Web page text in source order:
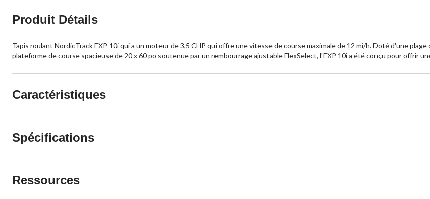
Produit Détails
Tapis roulant NordicTrack EXP 10i qui a un moteur de 3,5 CHP qui offre une vitesse de course maximale de 12 mi/h. Doté d'une
plateforme de course spacieuse de 20 x 60 po soutenue par un rembourrage ajustable FlexSelect, l'EXP 10i a été conçu pour offrir
Caractéristiques
Spécifications
Ressources